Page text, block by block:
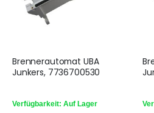
Brennerautomat UBA
Junkers, 7736700530
Verfügbarkeit: Auf Lager